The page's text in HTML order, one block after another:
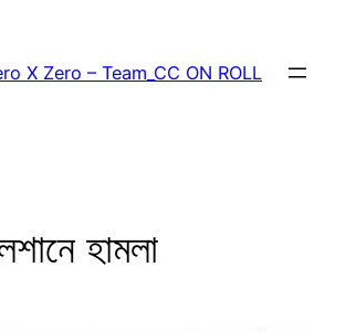
X Zero – Team_CC ON ROLL
হামলা